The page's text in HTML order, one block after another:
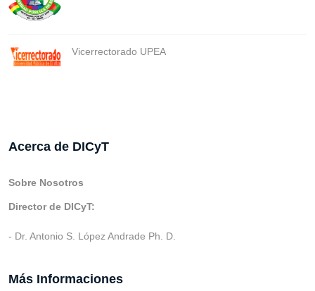
Vicerrectorado UPEA
Acerca de DICyT
Sobre Nosotros
Director de DICyT:
- Dr. Antonio S. López Andrade Ph. D.
Más Informaciones